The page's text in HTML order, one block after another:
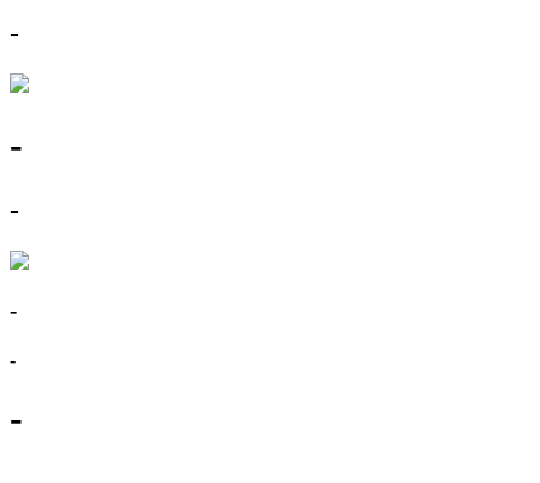
-
-
-
-
-
-